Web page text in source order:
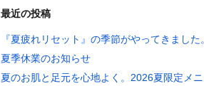
最近の投稿
『夏疲れリセット』の季節がやってきました。
夏季休業のお知らせ
夏のお肌と足元を心地よく。2026夏限定メニ